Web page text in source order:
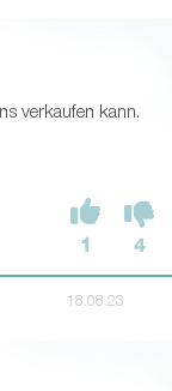
verkaufen kann.
1 4
18.08.23